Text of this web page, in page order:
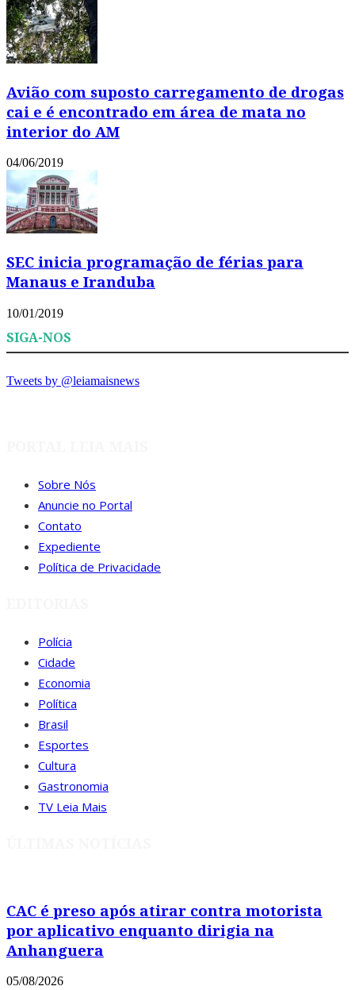
Avião com suposto carregamento de drogas
cai e é encontrado em área de mata no
interior do AM
04/06/2019
SEC inicia programação de férias para
Manaus e Iranduba
10/01/2019
SIGA-NOS
Tweets by @leiamaisnews
Sobre Nós
Anuncie no Portal
Contato
Expediente
Política de Privacidade
Polícia
Cidade
Economia
Política
Brasil
Esportes
Cultura
Gastronomia
TV Leia Mais
CAC é preso após atirar contra motorista
por aplicativo enquanto dirigia na
Anhanguera
05/08/2026